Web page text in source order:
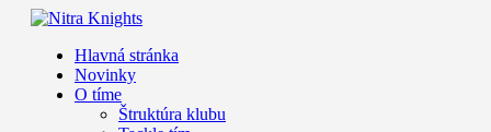
Hlavná stránka
Novinky
O tíme
Štruktúra klubu